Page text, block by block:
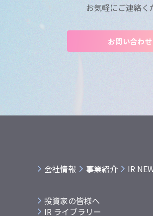
お気軽にご連絡く
お問い合わせ
会社情報 事業紹介 IR
投資家の皆様へ
IR ライブラリー